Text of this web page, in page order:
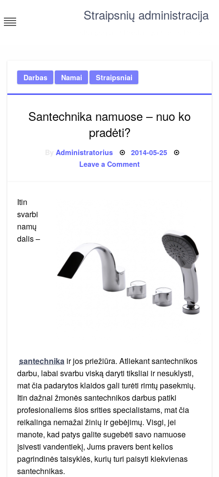
to
content
Straipsnių administracija
Darbas Namai Straipsniai
Santechnika namuose – nuo ko
pradėti?
Administratorius Posted
2014-05-25
Leave a Commenton
Itin
svarbi
namų
dalis –
santechnika ir jos priežiūra. Atliekant santechnikos
darbu, labai svarbu viską daryti tiksliai ir nesuklysti,
mat čia padarytos klaidos gali turėti rimtų pasekmių.
Itin dažnai žmonės santechnikos darbus patiki
profesionaliems šios srities specialistams, mat čia
reikalinga nemažai žinių ir gebėjimų. Visgi, jei
manote, kad patys galite sugebėti savo namuose
įsivesti vandentiekį, Jums pravers bent kelios
pagrindinės taisyklės, kurių turi paisyti kiekvienas
santechnikas.